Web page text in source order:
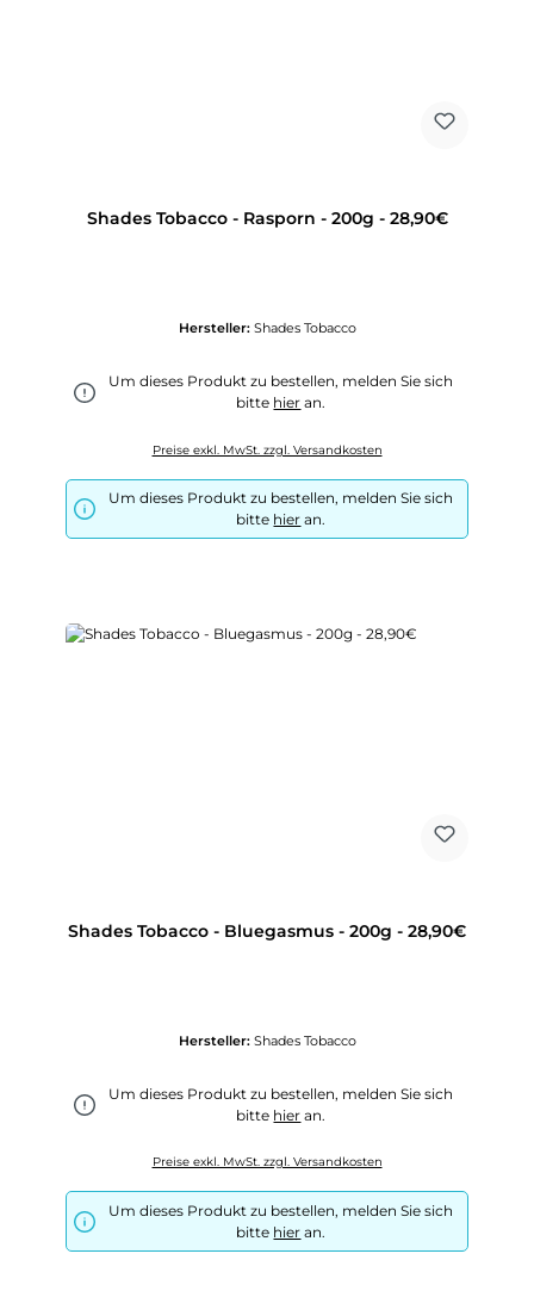
Shades Tobacco - Rasporn - 200g - 28,90€
Hersteller: Shades Tobacco
Um dieses Produkt zu bestellen, melden Sie sich
bitte hier an.
Preise exkl. MwSt. zzgl. Versandkosten
Um dieses Produkt zu bestellen, melden Sie sich
bitte hier an.
Shades Tobacco - Bluegasmus - 200g - 28,90€
Hersteller: Shades Tobacco
Um dieses Produkt zu bestellen, melden Sie sich
bitte hier an.
Preise exkl. MwSt. zzgl. Versandkosten
Um dieses Produkt zu bestellen, melden Sie sich
bitte hier an.